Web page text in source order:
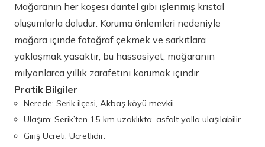
Mağaranın her köşesi dantel gibi işlenmiş kristal
oluşumlarla doludur. Koruma önlemleri nedeniyle
mağara içinde fotoğraf çekmek ve sarkıtlara
yaklaşmak yasaktır; bu hassasiyet, mağaranın
milyonlarca yıllık zarafetini korumak içindir.
Pratik Bilgiler
Nerede: Serik ilçesi, Akbaş köyü mevkii.
Ulaşım: Serik’ten 15 km uzaklıkta, asfalt yolla ulaşılabilir.
Giriş Ücreti: Ücretlidir.